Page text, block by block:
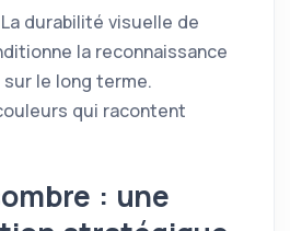
durabilité visuelle de
la reconnaissance
le long terme.
qui racontent
: une